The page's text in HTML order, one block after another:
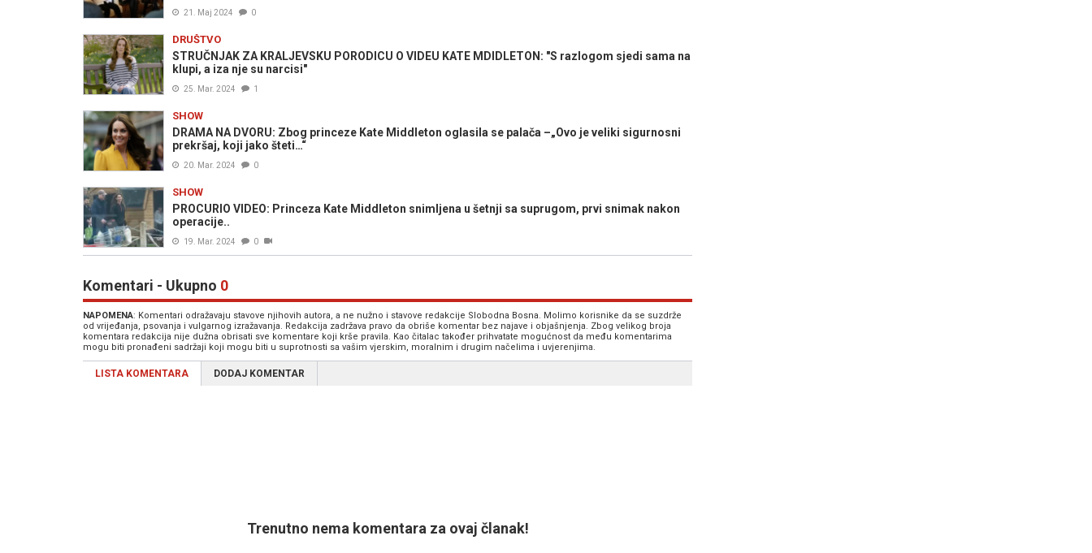
21. Maj 2024 0
DRUŠTVO
STRUČNJAK ZA KRALJEVSKU PORODICU O VIDEU KATE MDIDLETON: "S razlogom sjedi sama na
klupi, a iza nje su narcisi"
25. Mar. 2024 1
SHOW
DRAMA NA DVORU: Zbog princeze Kate Middleton oglasila se palača –„Ovo je veliki sigurnosni
prekršaj, koji jako šteti…“
20. Mar. 2024 0
SHOW
PROCURIO VIDEO: Princeza Kate Middleton snimljena u šetnji sa suprugom, prvi snimak nakon
operacije..
19. Mar. 2024 0
Komentari - Ukupno 0
NAPOMENA: Komentari odražavaju stavove njihovih autora, a ne nužno i stavove redakcije Slobodna Bosna. Molimo korisnike da se suzdrže
od vrijeđanja, psovanja i vulgarnog izražavanja. Redakcija zadržava pravo da obriše komentar bez najave i objašnjenja. Zbog velikog broja
komentara redakcija nije dužna obrisati sve komentare koji krše pravila. Kao čitalac također prihvatate mogućnost da među komentarima
mogu biti pronađeni sadržaji koji mogu biti u suprotnosti sa vašim vjerskim, moralnim i drugim načelima i uvjerenjima.
LISTA KOMENTARA DODAJ KOMENTAR
Trenutno nema komentara za ovaj članak!